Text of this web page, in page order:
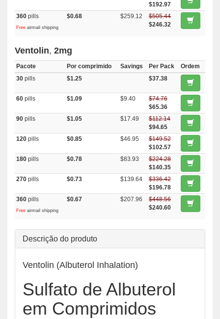
$192.97
360 pills
Free airmail shipping
$0.68 $259.12
$505.44
$246.32
Ventolin, 2mg
Pacote Por comprimido Savings Per Pack
Ordem
30 pills $1.25 $37.38
60 pills $1.09 $9.40
$74.76
$65.36
90 pills $1.05 $17.49
$112.14
$94.65
120 pills $0.85 $46.95
$149.52
$102.57
180 pills $0.78 $83.93
$224.28
$140.35
270 pills $0.73 $139.64
$336.42
$196.78
360 pills
Free airmail shipping
$0.67 $207.96
$448.56
$240.60
Descrição do produto
Ventolin (Albuterol Inhalation)
Sulfato de Albuterol
em Comprimidos